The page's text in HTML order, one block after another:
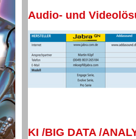
Audio- und
KI /BIG DATA /